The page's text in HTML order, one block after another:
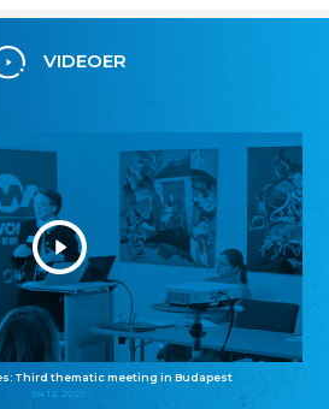
VIDEOER
Third thematic meeting in Budapest
04.12.2025